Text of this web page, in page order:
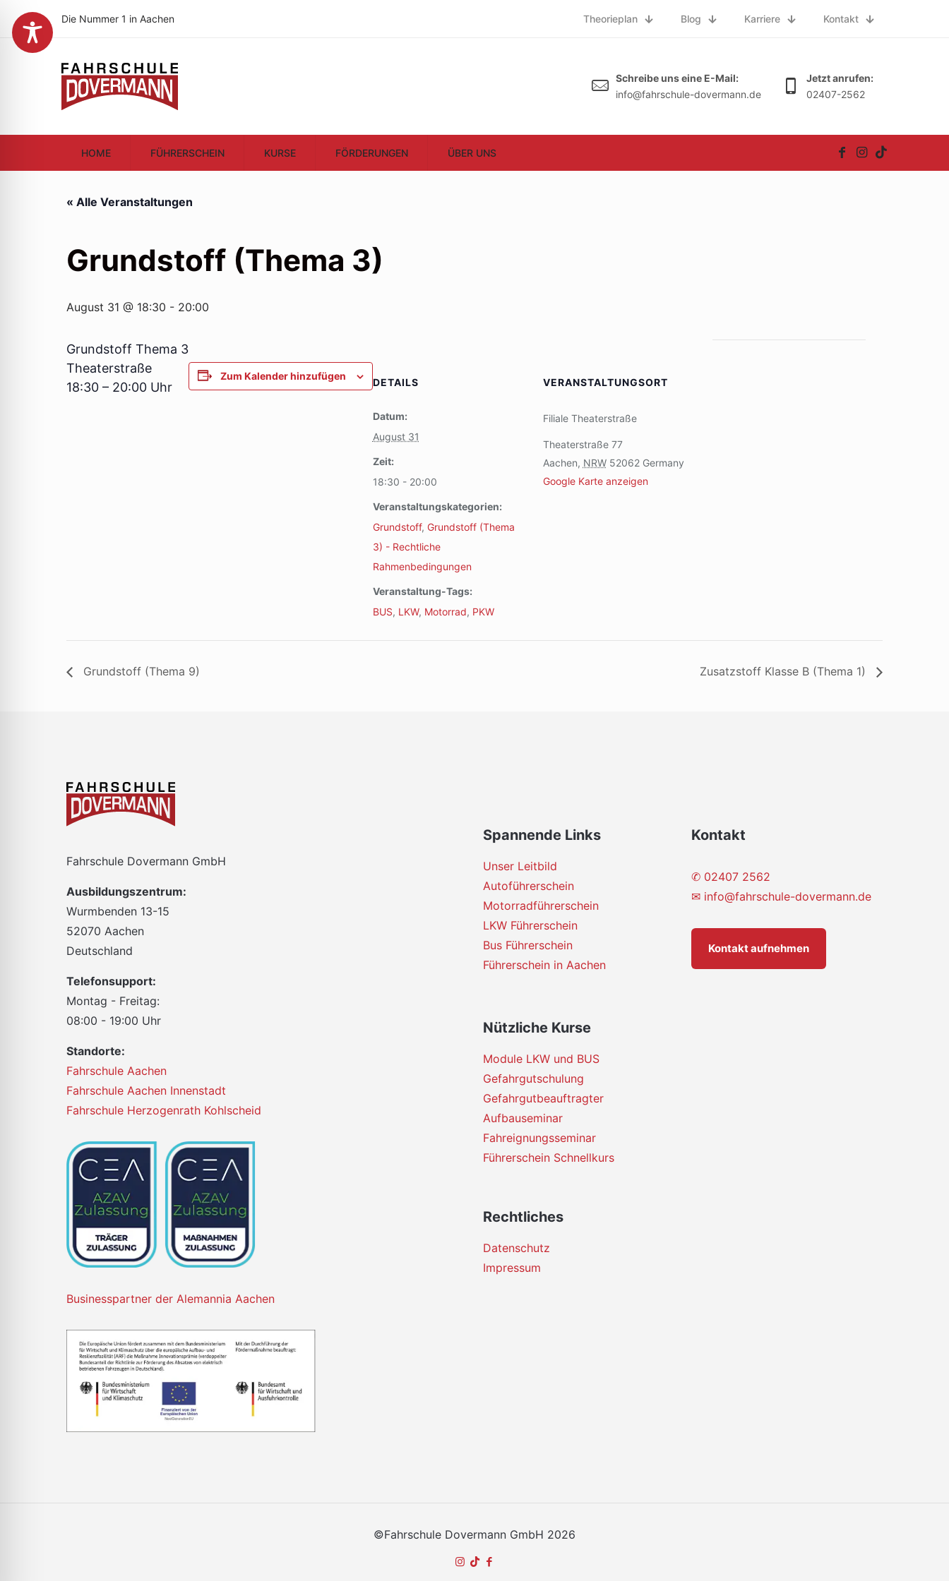
Die Nummer 1 in Aachen Theorieplan Blog Karriere Kontakt
Schreibe uns eine E-Mail:
info@fahrschule-dovermann.de
Jetzt anrufen:
02407-2562
HOME FÜHRERSCHEIN KURSE FÖRDERUNGEN ÜBER UNS
« Alle Veranstaltungen
Grundstoff (Thema 3)
August 31 @ 18:30 - 20:00
Grundstoff Thema 3
Theaterstraße
18:30 – 20:00 Uhr
Zum Kalender hinzufügen
DETAILS
Datum:
August 31
Zeit:
18:30 - 20:00
Veranstaltungskategorien:
Grundstoff, Grundstoff (Thema
3) - Rechtliche
Rahmenbedingungen
Veranstaltung-Tags:
BUS, LKW, Motorrad, PKW
VERANSTALTUNGSORT
Filiale Theaterstraße
Theaterstraße 77
Aachen, NRW 52062 Germany
Google Karte anzeigen
Grundstoff (Thema 9) Zusatzstoff Klasse B (Thema 1)
Fahrschule Dovermann GmbH
Ausbildungszentrum:
Wurmbenden 13-15
52070 Aachen
Deutschland
Telefonsupport:
Montag - Freitag:
08:00 - 19:00 Uhr
Standorte:
Fahrschule Aachen
Fahrschule Aachen Innenstadt
Fahrschule Herzogenrath Kohlscheid
Businesspartner der Alemannia Aachen
Spannende Links
Unser Leitbild
Autoführerschein
Motorradführerschein
LKW Führerschein
Bus Führerschein
Führerschein in Aachen
Nützliche Kurse
Module LKW und BUS
Gefahrgutschulung
Gefahrgutbeauftragter
Aufbauseminar
Fahreignungsseminar
Führerschein Schnellkurs
Rechtliches
Datenschutz
Impressum
Kontakt
✆ 02407 2562
✉ info@fahrschule-dovermann.de
Kontakt aufnehmen
©Fahrschule Dovermann GmbH 2026